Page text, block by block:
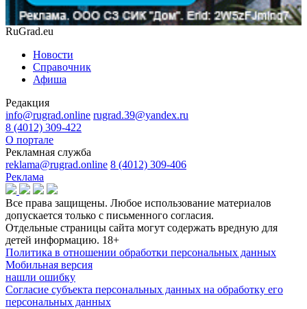
RuGrad.eu
Новости
Справочник
Афиша
Редакция
info@rugrad.online rugrad.39@yandex.ru
8 (4012) 309-422
О портале
Рекламная служба
reklama@rugrad.online 8 (4012) 309-406
Реклама
Все права защищены. Любое использование материалов
допускается только с письменного согласия.
Отдельные страницы сайта могут содержать вредную для
детей информацию. 18+
Политика в отношении обработки персональных данных
Мобильная версия
нашли ошибку
Согласие субъекта персональных данных на обработку его
персональных данных